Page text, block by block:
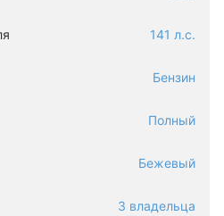
141 л.с.
Бензин
Полный
Бежевый
3 владельца